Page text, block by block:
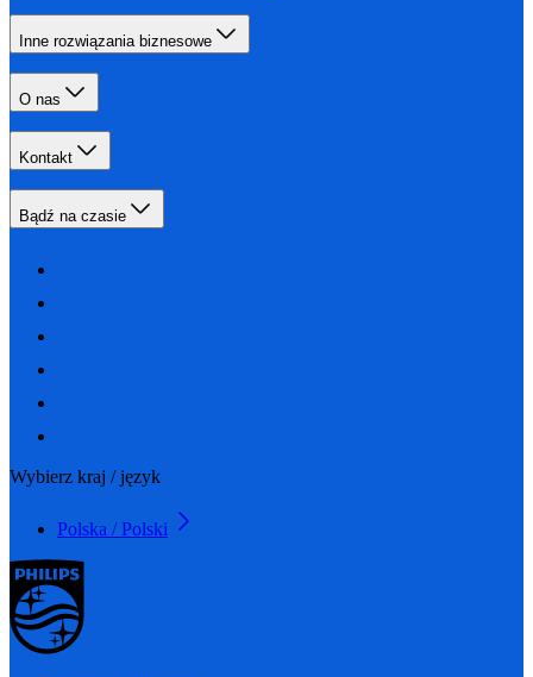
Inne rozwiązania biznesowe
O nas
Kontakt
Bądź na czasie
Wybierz kraj / język
Polska / Polski